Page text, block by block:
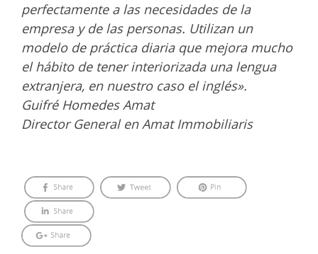
perfectamente a las necesidades de la
empresa y de las personas. Utilizan un
modelo de práctica diaria que mejora mucho
el hábito de tener interiorizada una lengua
extranjera, en nuestro caso el inglés».
Guifré Homedes Amat
Director General en Amat Immobiliaris